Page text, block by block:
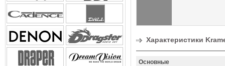
Характеристики
Основные